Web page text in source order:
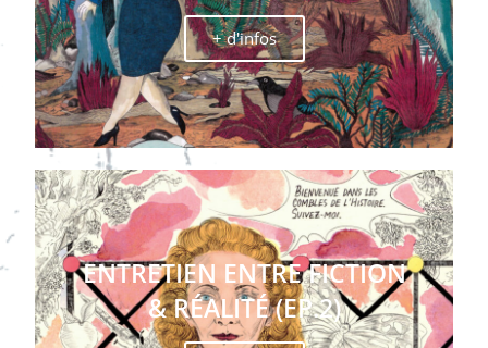
+ d'infos
ENTRETIEN ENTRE FICTION
& RÉALITÉ (EP.2)